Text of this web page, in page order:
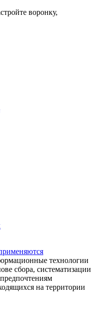
воронку,
технологии
сбора, систематизации
на территории